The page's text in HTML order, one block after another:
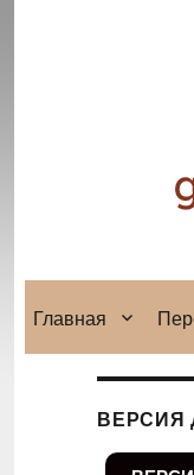
Главная
ВЕРСИЯ